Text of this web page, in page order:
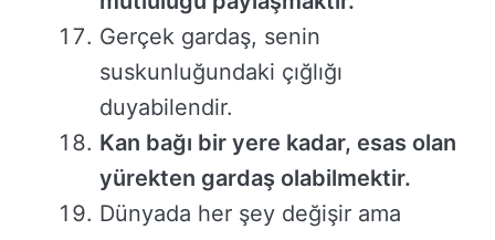
Gerçek gardaş, senin
suskunluğundaki çığlığı
duyabilendir.
Kan bağı bir yere kadar, esas olan
yürekten gardaş olabilmektir.
Dünyada her şey değişir ama